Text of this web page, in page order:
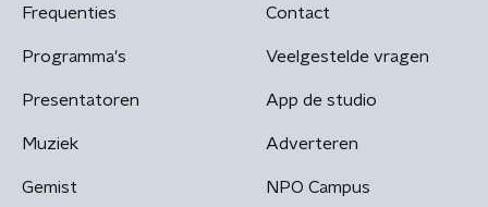
Frequenties
Programma's
Presentatoren
Muziek
Gemist
Contact
Veelgestelde vragen
App de studio
Adverteren
NPO Campus